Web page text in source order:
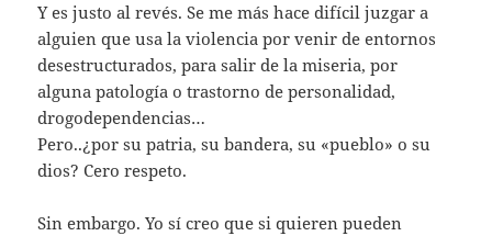
Y es justo al revés. Se me más hace difícil juzgar a
alguien que usa la violencia por venir de entornos
desestructurados, para salir de la miseria, por
alguna patología o trastorno de personalidad,
drogodependencias…
Pero..¿por su patria, su bandera, su «pueblo» o su
dios? Cero respeto.
Sin embargo. Yo sí creo que si quieren pueden